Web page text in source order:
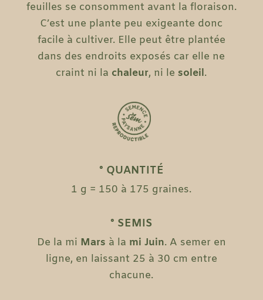
feuilles se consomment avant la floraison.
C’est une plante peu exigeante donc
facile à cultiver. Elle peut être plantée
dans des endroits exposés car elle ne
craint ni la chaleur, ni lesoleil.
° QUANTITÉ
1 g = 150 à 175 graines.
° SEMIS
De la mi Mars à la mi Juin. A semer en
ligne, en laissant 25 à 30 cm entre
chacune.